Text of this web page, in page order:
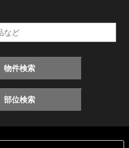
物件検索
部位検索